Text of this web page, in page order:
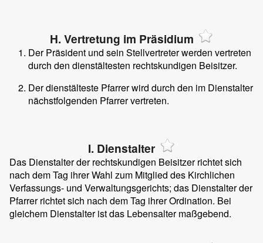
H. Vertretung im Präsidium
Der Präsident und sein Stellvertreter werden vertreten
durch den dienstältesten rechtskundigen Beisitzer.
Der dienstälteste Pfarrer wird durch den im Dienstalter
nächstfolgenden Pfarrer vertreten.
I. Dienstalter
Das Dienstalter der rechtskundigen Beisitzer richtet sich
nach dem Tag ihrer Wahl zum Mitglied des Kirchlichen
Verfassungs- und Verwaltungsgerichts; das Dienstalter der
Pfarrer richtet sich nach dem Tag ihrer Ordination. Bei
gleichem Dienstalter ist das Lebensalter maßgebend.